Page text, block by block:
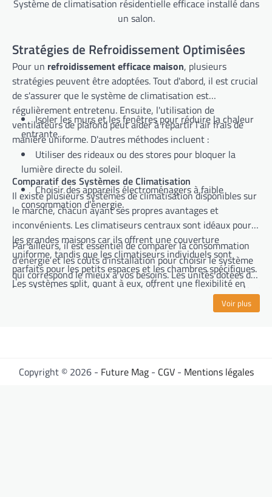
Système de climatisation résidentielle efficace installé dans
un salon.
Stratégies de Refroidissement Optimisées
Pour un refroidissement efficace maison, plusieurs
stratégies peuvent être adoptées. Tout d'abord, il est crucial
de s'assurer que le système de climatisation est
régulièrement entretenu. Ensuite, l'utilisation de
ventilateurs de plafond peut aider à répartir l'air frais de
manière uniforme. D'autres méthodes incluent :
Isoler les murs et les fenêtres pour réduire la chaleur
entrante.
Utiliser des rideaux ou des stores pour bloquer la
lumière directe du soleil.
Choisir des appareils électroménagers à faible
consommation d'énergie.
Comparatif des Systèmes de Climatisation
Il existe plusieurs systèmes de climatisation disponibles sur
le marché, chacun ayant ses propres avantages et
inconvénients. Les climatiseurs centraux sont idéaux pour
les grandes maisons car ils offrent une couverture
uniforme, tandis que les climatiseurs individuels sont
parfaits pour les petits espaces et les chambres spécifiques.
Les systèmes split, quant à eux, offrent une flexibilité en
permettant de climatiser différentes zones de la maison
Par ailleurs, il est essentiel de comparer la consommation
d'énergie et les coûts d'installation pour choisir le système
qui correspond le mieux à vos besoins. Les unités dotées de
la technologie Inverter, par exemple, sont connues pour leur
efficacité énergétique et leur capacité à maintenir uneVoir plus
Copyright © 2026 - Future Mag- CGV- Mentions légales